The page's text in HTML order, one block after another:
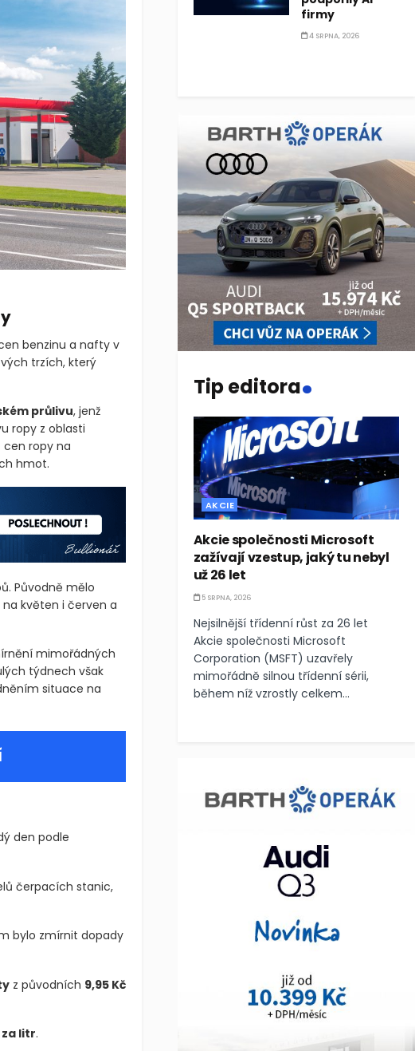
benzinu a nafty v
trzích, který
průlivu, jenž
ropy z oblasti
cen ropy na
hmot.
Původně mělo
květen i červen a
mimořádných
týdnech však
situace na
den podle
čerpacích stanic,
bylo zmírnit dopady
z původních 9,95 Kč
za litr.
firmy
4 SRPNA, 2026
Tip editora.
AKCIE
Akcie společnosti Microsoft
zažívají vzestup, jaký tu nebyl
už 26 let
5 SRPNA, 2026
Nejsilnější třídenní růst za 26 let
Akcie společnosti Microsoft
Corporation (MSFT) uzavřely
mimořádně silnou třídenní sérii,
během níž vzrostly celkem...